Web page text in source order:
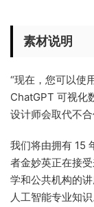
素材说明
“现在，您可以使
ChatGPT 可视化
设计师会取代不合
我们将由拥有 15
者金妙英正在接
学和公共机构的
人工智能专业知